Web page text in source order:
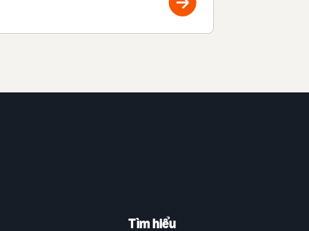
Tìm hiểu